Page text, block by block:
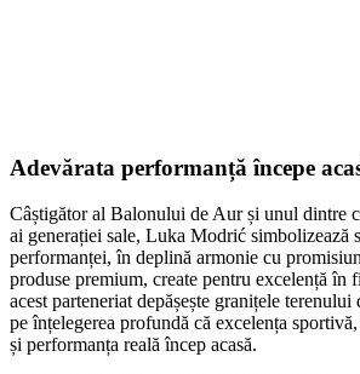
Adevărata performanță începe
Câștigător al Balonului de Aur și unul dintre
ai generației sale, Luka Modrić simbolizează
performanței, în deplină armonie cu
produse premium, create pentru excelență în
acest parteneriat depășește granițele
pe înțelegerea profundă că excelența
și performanța reală încep acasă.